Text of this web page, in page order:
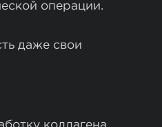
операции.
даже свои